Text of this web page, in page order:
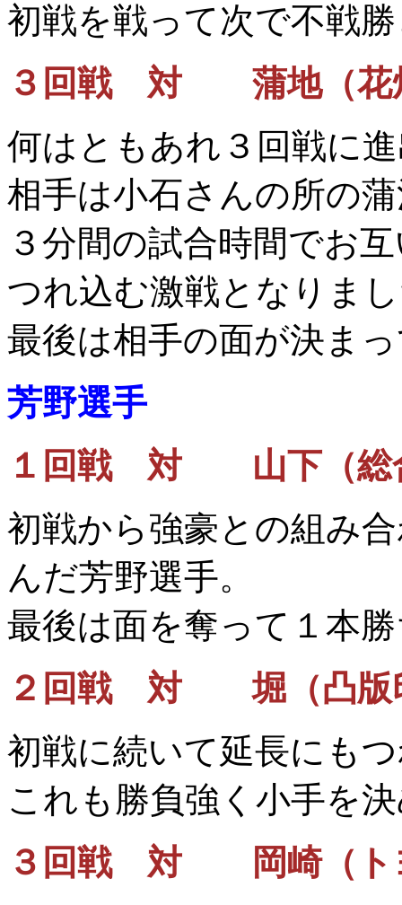
初戦を戦って次で不戦
３回戦 対 蒲地（花
何はともあれ３回戦に
相手は小石さんの所の
３分間の試合時間でお
つれ込む激戦となりま
最後は相手の面が決ま
芳野選手
１回戦 対 山下（総
初戦から強豪との組み
んだ芳野選手。
最後は面を奪って１本
２回戦 対 堀（凸版
初戦に続いて延長にも
これも勝負強く小手を
３回戦 対 岡崎（ト